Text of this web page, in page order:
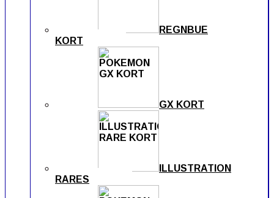
REGNBUE
KORT
GX KORT
ILLUSTRATION
RARES